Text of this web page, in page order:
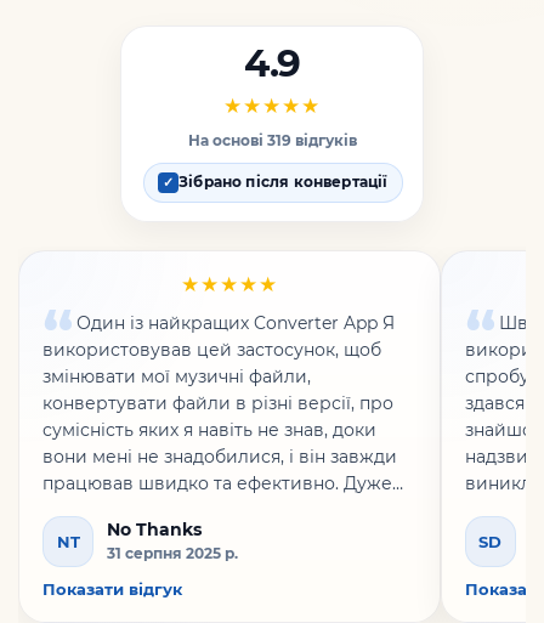
4.9
★★★★★
На основі 319 відгуків
✓ Зібрано після конвертації
★★★★★
Один із найкращих Converter App Я
використовував цей застосунок, щоб
змінювати мої музичні файли,
конвертувати файли в різні версії, про
сумісність яких я навіть не знав, доки
вони мені не знадобилися, і він завжди
працював швидко та ефективно. Дуже
NT
No Thanks
31 серпня 2025 р.
Показати відгук
SD